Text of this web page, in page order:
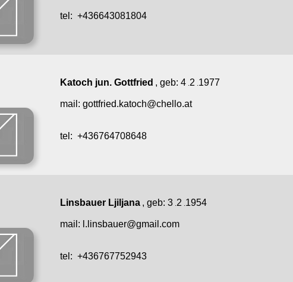
tel: +436643081804
Katoch jun. Gottfried , geb: 4 .2 .1977
mail: gottfried.katoch@chello.at
tel: +436764708648
Linsbauer Ljiljana , geb: 3 .2 .1954
mail: l.linsbauer@gmail.com
tel: +436767752943